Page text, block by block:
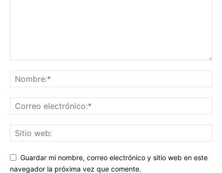
Guardar mi nombre, correo electrónico y sitio web en este
navegador la próxima vez que comente.